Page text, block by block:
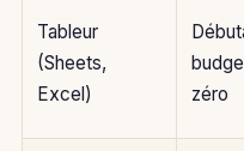
Tableur
(Sheets,
Excel)
zéro